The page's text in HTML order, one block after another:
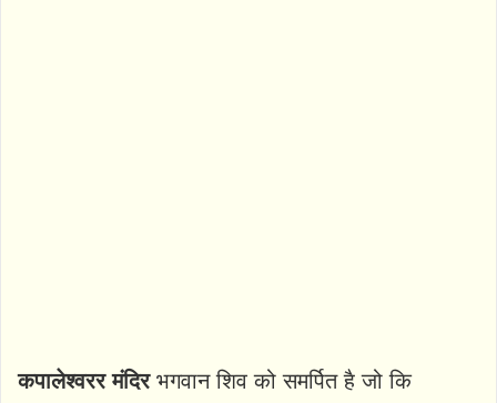
कपालेश्वरर मंदिरभगवान शिव को समर्पित है जो कि